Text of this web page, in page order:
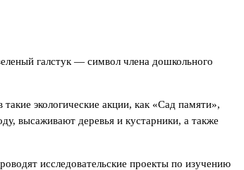
галстук — символ члена дошкольного
экологические акции, как «Сад памяти»,
высаживают деревья и кустарники, а также
исследовательские проекты по изучению